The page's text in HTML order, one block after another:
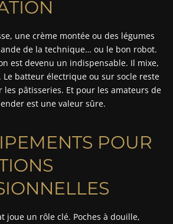
une crème montée ou des légumes
de la technique… ou le bon robot.
est devenu un indispensable. Il mixe,
batteur électrique ou sur socle reste
pâtisseries. Et pour les amateurs de
est une valeur sûre.
POUR
joue un rôle clé. Poches à douille,